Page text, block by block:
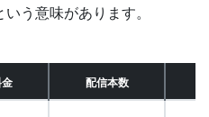
いう意味があります。
配信本数